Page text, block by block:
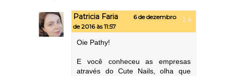
Patricia Faria
6 de dezembro
de 2016 às 11:57
Oie Pathy!
E você conheceu as empresas
através do Cute Nails, olha que